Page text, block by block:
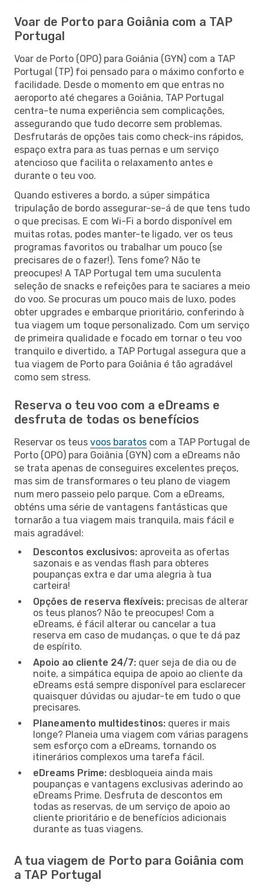
Voar de Porto para Goiânia com a TAP
Portugal
Voar de Porto (OPO) para Goiânia (GYN) com a TAP
Portugal (TP) foi pensado para o máximo conforto e
facilidade. Desde o momento em que entras no
aeroporto até chegares a Goiânia, TAP Portugal
centra-te numa experiência sem complicações,
assegurando que tudo decorre sem problemas.
Desfrutarás de opções tais como check-ins rápidos,
espaço extra para as tuas pernas e um serviço
atencioso que facilita o relaxamento antes e
durante o teu voo.
Quando estiveres a bordo, a súper simpática
tripulação de bordo assegurar-se-á de que tens tudo
o que precisas. E com Wi-Fi a bordo disponível em
muitas rotas, podes manter-te ligado, ver os teus
programas favoritos ou trabalhar um pouco (se
precisares de o fazer!). Tens fome? Não te
preocupes! A TAP Portugal tem uma suculenta
seleção de snacks e refeições para te saciares a meio
do voo. Se procuras um pouco mais de luxo, podes
obter upgrades e embarque prioritário, conferindo à
tua viagem um toque personalizado. Com um serviço
de primeira qualidade e focado em tornar o teu voo
tranquilo e divertido, a TAP Portugal assegura que a
tua viagem de Porto para Goiânia é tão agradável
como sem stress.
Reserva o teu voo com a eDreams e
desfruta de todas os benefícios
Reservar os teus voos baratos com a TAP Portugal de
Porto (OPO) para Goiânia (GYN) com a eDreams não
se trata apenas de conseguires excelentes preços,
mas sim de transformares o teu plano de viagem
num mero passeio pelo parque. Com a eDreams,
obténs uma série de vantagens fantásticas que
tornarão a tua viagem mais tranquila, mais fácil e
mais agradável:
Descontos exclusivos: aproveita as ofertas
sazonais e as vendas flash para obteres
poupanças extra e dar uma alegria à tua
carteira!
Opções de reserva flexíveis: precisas de alterar
os teus planos? Não te preocupes! Com a
eDreams, é fácil alterar ou cancelar a tua
reserva em caso de mudanças, o que te dá paz
de espírito.
Apoio ao cliente 24/7: quer seja de dia ou de
noite, a simpática equipa de apoio ao cliente da
eDreams está sempre disponível para esclarecer
quaisquer dúvidas ou ajudar-te em tudo o que
precisares.
Planeamento multidestinos: queres ir mais
longe? Planeia uma viagem com várias paragens
sem esforço com a eDreams, tornando os
itinerários complexos uma tarefa fácil.
eDreams Prime: desbloqueia ainda mais
poupanças e vantagens exclusivas aderindo ao
eDreams Prime. Desfruta de descontos em
todas as reservas, de um serviço de apoio ao
cliente prioritário e de benefícios adicionais
durante as tuas viagens.
A tua viagem de Porto para Goiânia com
a TAP Portugal